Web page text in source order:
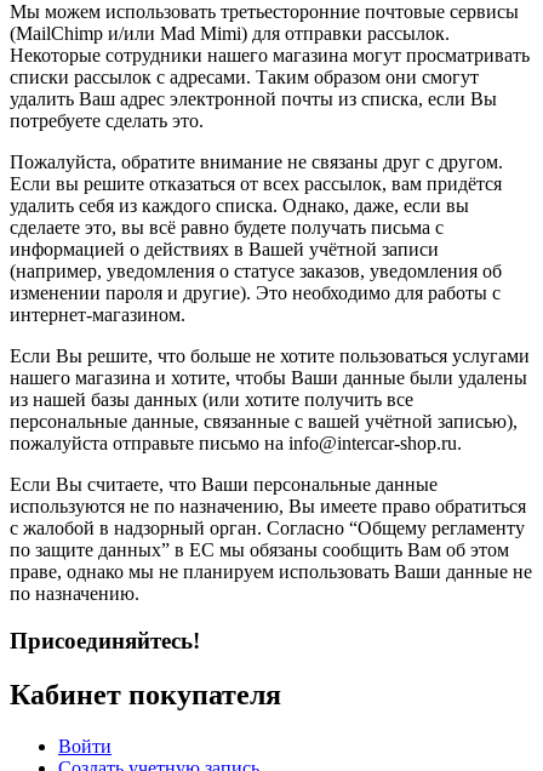
Мы можем использовать третьесторонние почтовые сервисы
(MailChimp и/или Mad Mimi) для отправки рассылок.
Некоторые сотрудники нашего магазина могут просматривать
списки рассылок с адресами. Таким образом они смогут
удалить Ваш адрес электронной почты из списка, если Вы
потребуете сделать это.
Пожалуйста, обратите внимание не связаны друг с другом.
Если вы решите отказаться от всех рассылок, вам придётся
удалить себя из каждого списка. Однако, даже, если вы
сделаете это, вы всё равно будете получать письма с
информацией о действиях в Вашей учётной записи
(например, уведомления о статусе заказов, уведомления об
изменении пароля и другие). Это необходимо для работы с
интернет-магазином.
Если Вы решите, что больше не хотите пользоваться услугами
нашего магазина и хотите, чтобы Ваши данные были удалены
из нашей базы данных (или хотите получить все
персональные данные, связанные с вашей учётной записью),
пожалуйста отправьте письмо на info@intercar-shop.ru.
Если Вы считаете, что Ваши персональные данные
используются не по назначению, Вы имеете право обратиться
с жалобой в надзорный орган. Согласно “Общему регламенту
по защите данных” в ЕС мы обязаны сообщить Вам об этом
праве, однако мы не планируем использовать Ваши данные не
по назначению.
Присоединяйтесь!
Кабинет покупателя
Войти